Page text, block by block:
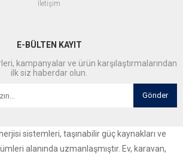
İletişim
E-BÜLTEN KAYIT
kampanyalar ve ürün karşılaştırmalarından
ilk siz haberdar olun.
Gönder
sistemleri, taşınabilir güç kaynakları ve
alanında uzmanlaşmıştır. Ev, karavan,